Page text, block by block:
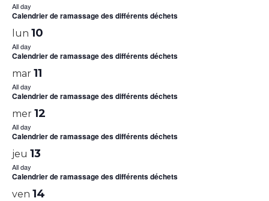
All day
Calendrier de ramassage des différents déchets
lun 10
All day
Calendrier de ramassage des différents déchets
mar 11
All day
Calendrier de ramassage des différents déchets
mer 12
All day
Calendrier de ramassage des différents déchets
jeu 13
All day
Calendrier de ramassage des différents déchets
ven 14